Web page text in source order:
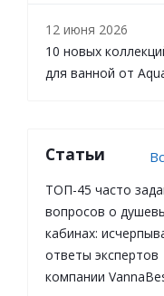
12 июня 2026
10 новых
для ванной от
Статьи
ТОП-45 часто
вопросов о
кабинах:
ответы экспертов
компании